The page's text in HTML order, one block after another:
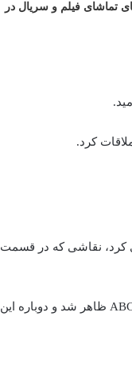
تماشای فیلم و سریال در
کرد.
کرد، نقاشی که در قسمت
آپرا در سال‌های ۱۹۸۸ تا ۱۹۹۱ در نقش پدر نابودگر جسی کاتسوپولیس در سریال «فول هاوس» شبکه ABC ظاهر شد و دوباره این